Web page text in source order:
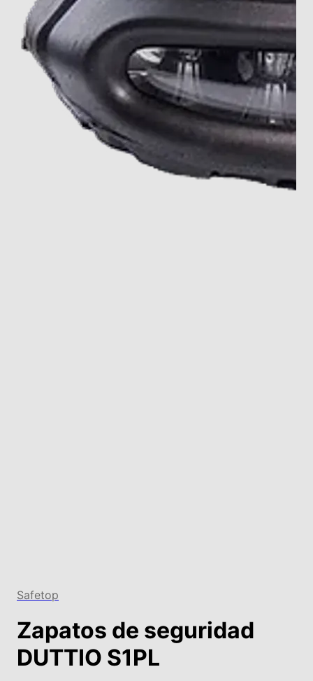
Safetop
Zapatos de seguridad
DUTTIO S1PL